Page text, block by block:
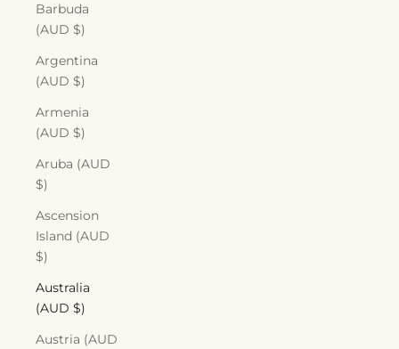
Barbuda
(AUD $)
Argentina
(AUD $)
Armenia
(AUD $)
Aruba (AUD
$)
Ascension
Island (AUD
$)
Australia
(AUD $)
Austria (AUD